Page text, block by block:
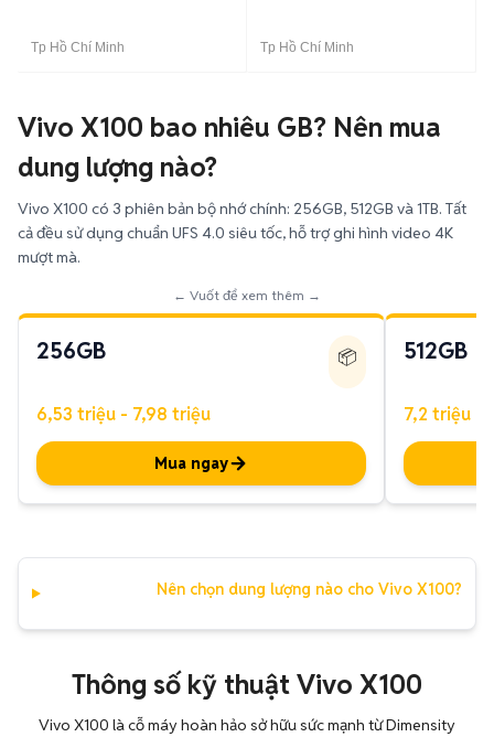
Tp Hồ Chí Minh Tp Hồ Chí Minh
Vivo X100 bao nhiêu GB? Nên mua
dung lượng nào?
Vivo X100 có 3 phiên bản bộ nhớ chính: 256GB, 512GB và 1TB. Tất
cả đều sử dụng chuẩn UFS 4.0 siêu tốc, hỗ trợ ghi hình video 4K
mượt mà.
← Vuốt để xem thêm →
256GB 📦
6,53 triệu - 7,98 triệu
Mua ngay
512GB
7,2 triệu -
Nên chọn dung lượng nào cho Vivo X100?
Thông số kỹ thuật Vivo X100
Vivo X100 là cỗ máy hoàn hảo sở hữu sức mạnh từ Dimensity